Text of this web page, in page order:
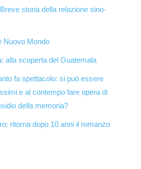
storia della relazione sino-
Nuovo Mondo
alla scoperta del Guatemala
fa spettacolo: si può essere
e al contempo fare opera di
della memoria?
ritorna dopo 10 anni il romanzo